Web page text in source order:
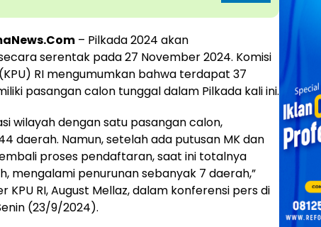
– Pilkada 2024 akan
serentak pada 27 November 2024. Komisi
RI mengumumkan bahwa terdapat 37
pasangan calon tunggal dalam Pilkada kali ini.
wilayah dengan satu pasangan calon,
daerah. Namun, setelah ada putusan MK dan
proses pendaftaran, saat ini totalnya
mengalami penurunan sebanyak 7 daerah,”
KPU RI, August Mellaz, dalam konferensi pers di
(23/9/2024).